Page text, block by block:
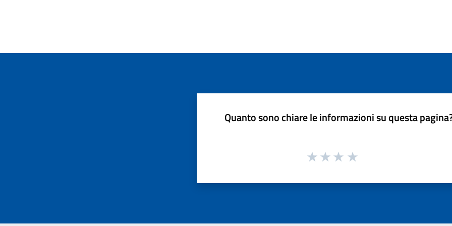
Quanto sono chiare le informazioni su questa